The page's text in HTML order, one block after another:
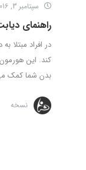
سپتامبر 3, 2016
راهنمای
کند. این
بدن شما کمک
نسخه